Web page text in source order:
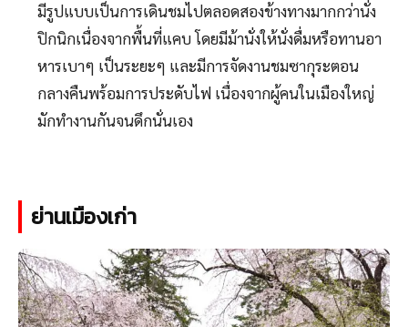
มีรูปแบบเป็นการเดินชมไปตลอดสองข้างทางมากกว่านั่ง
ปิกนิกเนื่องจากพื้นที่แคบ โดยมีม้านั่งให้นั่งดื่มหรือทานอา
หารเบาๆ เป็นระยะๆ และมีการจัดงานชมซากุระตอน
กลางคืนพร้อมการประดับไฟ เนื่องจากผู้คนในเมืองใหญ่
มักทำงานกันจนดึกนั่นเอง
ย่านเมืองเก่า